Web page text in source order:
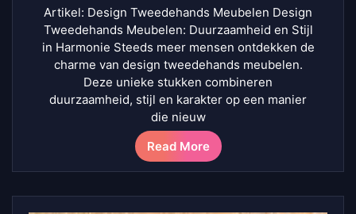
Artikel: Design Tweedehands Meubelen Design
Tweedehands Meubelen: Duurzaamheid en Stijl
in Harmonie Steeds meer mensen ontdekken de
charme van design tweedehands meubelen.
Deze unieke stukken combineren
duurzaamheid, stijl en karakter op een manier
die nieuw
Read More